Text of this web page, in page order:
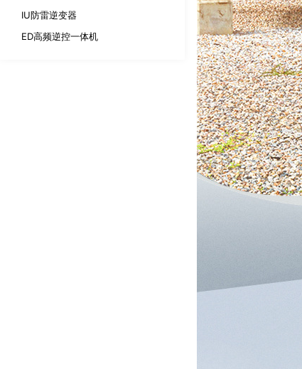
IU防雷逆变器
ED高频逆控一体机